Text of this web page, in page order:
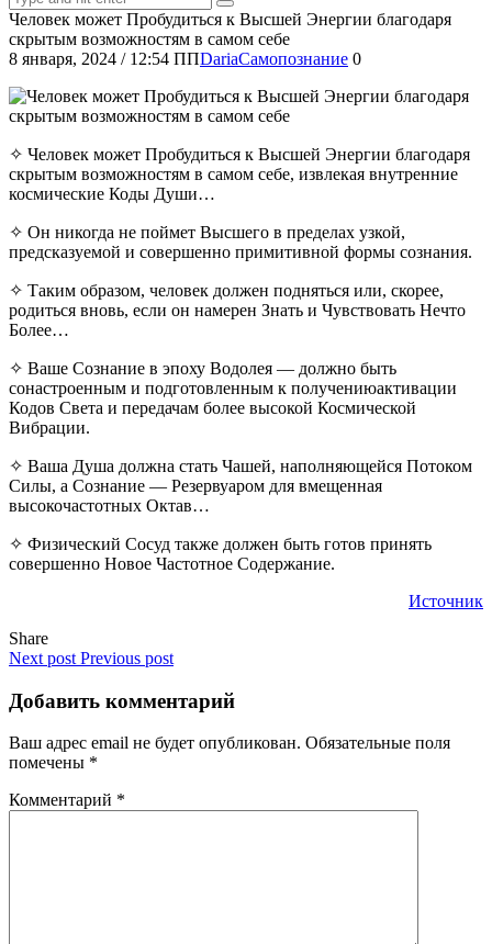
Человек может Пробудиться к Высшей Энергии благодаря
скрытым возможностям в самом себе
8 января, 2024 / 12:54 ППDariaСамопознание 0
✧ Человек может Пробудиться к Высшей Энергии благодаря
скрытым возможностям в самом себе, извлекая внутренние
космические Коды Души…
✧ Он никогда не поймет Высшего в пределах узкой,
предсказуемой и совершенно примитивной формы сознания.
✧ Таким образом, человек должен подняться или, скорее,
родиться вновь, если он намерен Знать и Чувствовать Нечто
Более…
✧ Ваше Сознание в эпоху Водолея — должно быть
сонастроенным и подготовленным к получениюактивации
Кодов Света и передачам более высокой Космической
Вибрации.
✧ Ваша Душа должна стать Чашей, наполняющейся Потоком
Силы, а Сознание — Резервуаром для вмещенная
высокочастотных Октав…
✧ Физический Сосуд также должен быть готов принять
совершенно Новое Частотное Содержание.
Источник
Share
Next post Previous post
Добавить комментарий
Ваш адрес email не будет опубликован. Обязательные поля
помечены *
Комментарий *